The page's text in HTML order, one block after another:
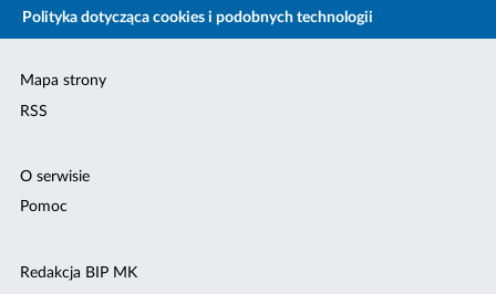
Polityka dotycząca cookies i podobnych technologii
Mapa strony
RSS
O serwisie
Pomoc
Redakcja BIP MK